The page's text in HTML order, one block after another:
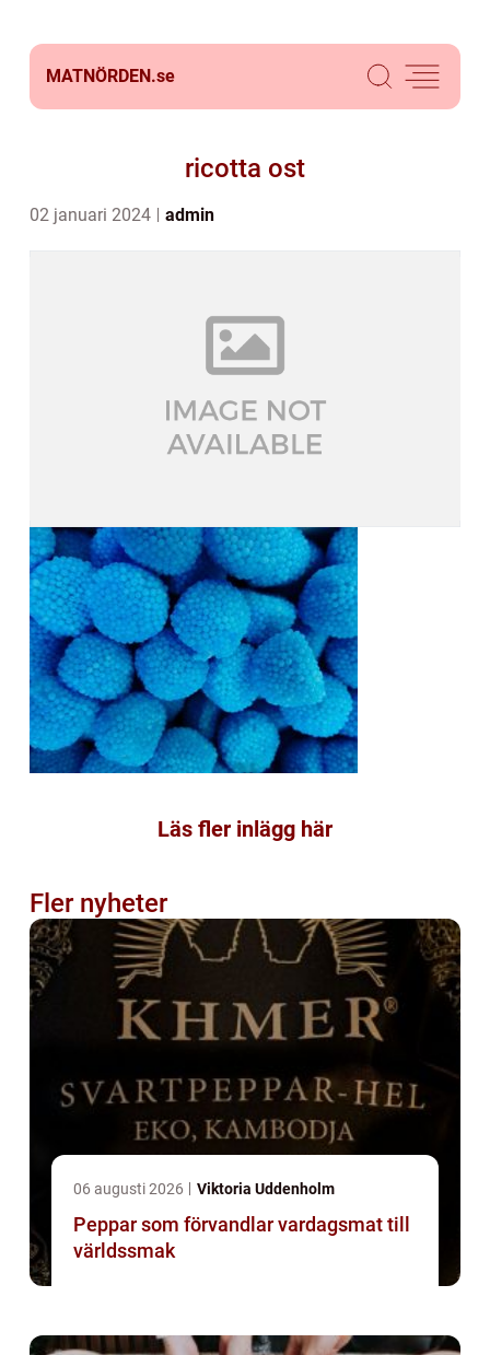
MATNÖRDEN.se
ricotta ost
02 januari 2024 admin
Läs fler inlägg här
Fler nyheter
06 augusti 2026 Viktoria Uddenholm
Peppar som förvandlar vardagsmat till
världssmak